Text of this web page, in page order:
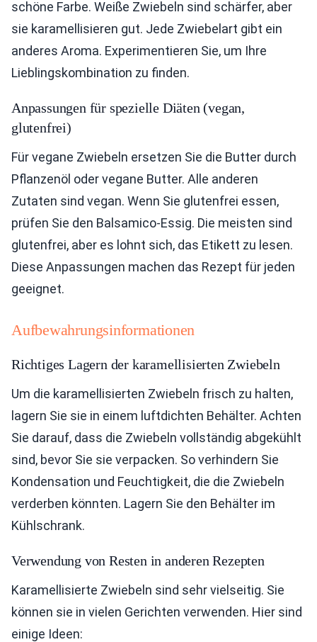
schöne Farbe. Weiße Zwiebeln sind schärfer, aber
sie karamellisieren gut. Jede Zwiebelart gibt ein
anderes Aroma. Experimentieren Sie, um Ihre
Lieblingskombination zu finden.
Anpassungen für spezielle Diäten (vegan,
glutenfrei)
Für vegane Zwiebeln ersetzen Sie die Butter durch
Pflanzenöl oder vegane Butter. Alle anderen
Zutaten sind vegan. Wenn Sie glutenfrei essen,
prüfen Sie den Balsamico-Essig. Die meisten sind
glutenfrei, aber es lohnt sich, das Etikett zu lesen.
Diese Anpassungen machen das Rezept für jeden
geeignet.
Aufbewahrungsinformationen
Richtiges Lagern der karamellisierten Zwiebeln
Um die karamellisierten Zwiebeln frisch zu halten,
lagern Sie sie in einem luftdichten Behälter. Achten
Sie darauf, dass die Zwiebeln vollständig abgekühlt
sind, bevor Sie sie verpacken. So verhindern Sie
Kondensation und Feuchtigkeit, die die Zwiebeln
verderben könnten. Lagern Sie den Behälter im
Kühlschrank.
Verwendung von Resten in anderen Rezepten
Karamellisierte Zwiebeln sind sehr vielseitig. Sie
können sie in vielen Gerichten verwenden. Hier sind
einige Ideen: